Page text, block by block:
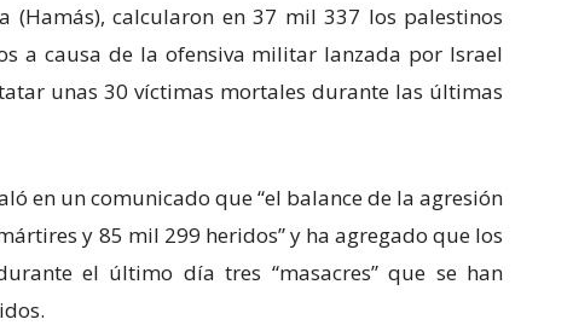
(Hamás), calcularon en 37 mil 337 los palestinos
a causa de la ofensiva militar lanzada por Israel
unas 30 víctimas mortales durante las últimas
en un comunicado que “el balance de la agresión
y 85 mil 299 heridos” y ha agregado que los
el último día tres “masacres” que se han